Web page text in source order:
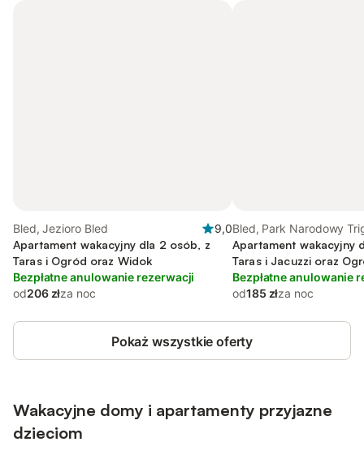
Bled, Jezioro Bled
9,0
Apartament wakacyjny dla 2 osób, z
Taras i Ogród oraz Widok
Bezpłatne anulowanie rezerwacji
od206 złza noc
Bled, Park Narodowy
Apartament wakacyjny
Taras i Jacuzzi oraz
Bezpłatne anulowanie
od185 złza noc
Pokaż wszystkie oferty
Wakacyjne domy i apartamenty przyjazne
dzieciom